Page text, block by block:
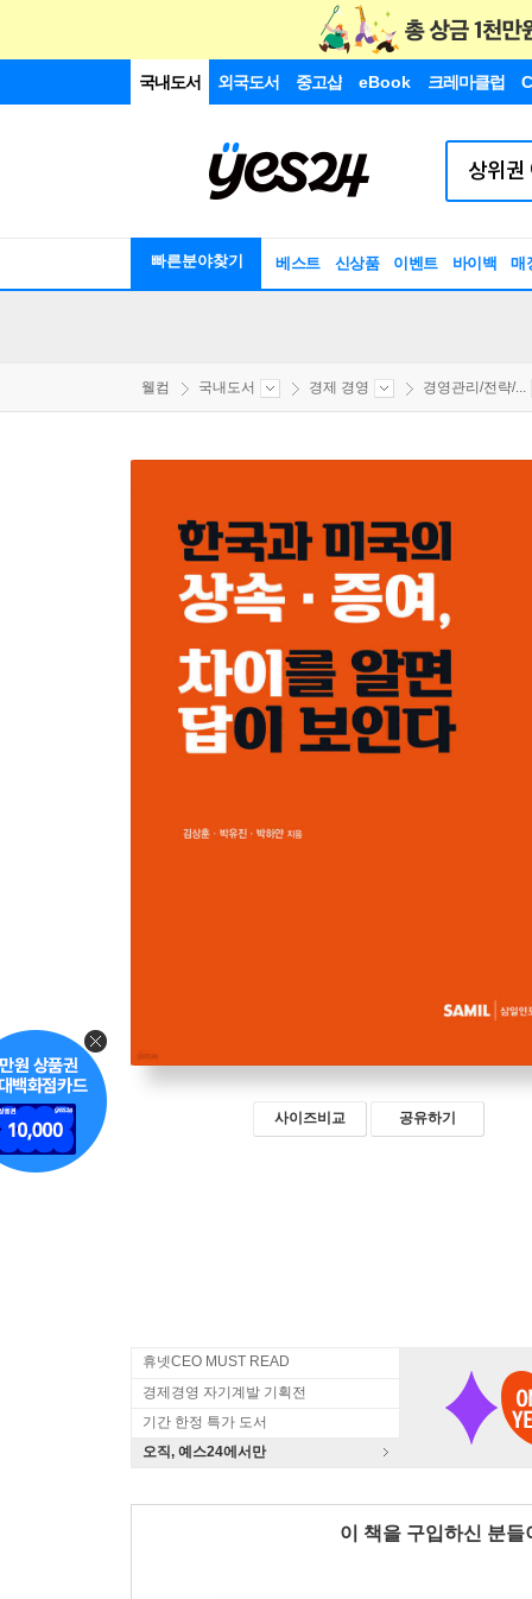
국내도서 외국도서 중고샵 eBook 크레마클럽
빠른분야찾기 베스트 신상품 이벤트 바이백 매
웰컴 국내도서 경제 경영 경영관리/전략/...
사이즈비교 공유하기
휴넷CEO MUST READ
경제경영 자기계발 기획전
기간 한정 특가 도서
오직, 예스24에서만
이 책을 구입하신 분